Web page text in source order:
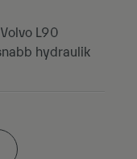
L90
hydraulik